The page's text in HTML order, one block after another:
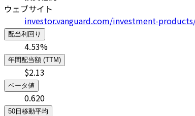
ウェブサイト
investor.vanguard.com/investment-
配当利回り
4.53%
年間配当額 (TTM)
$2.13
ベータ値
0.620
50日移動平均